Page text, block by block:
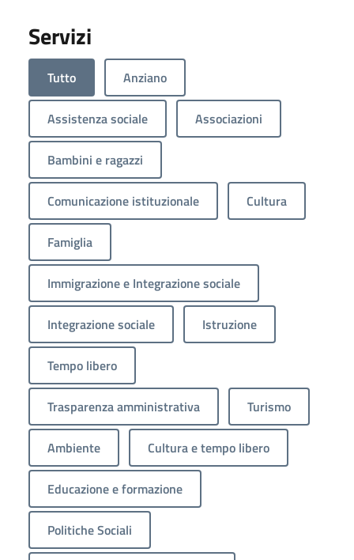
Servizi
Tutto Anziano
Assistenza sociale Associazioni
Bambini e ragazzi
Comunicazione istituzionale Cultura
Famiglia
Immigrazione e Integrazione sociale
Integrazione sociale Istruzione
Tempo libero
Trasparenza amministrativa Turismo
Ambiente Cultura e tempo libero
Educazione e formazione
Politiche Sociali